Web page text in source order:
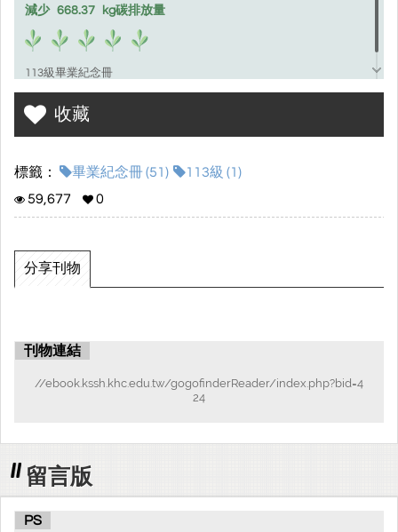
減少 668.37 kg碳排放量
113級畢業紀念冊
收藏
標籤： 畢業紀念冊 (51)
113級 (1)
59,677
0
分享刊物
刊物連結
//ebook.kssh.khc.edu.tw/gogofinderReader/index.php?bid=4
24
留言版
PS